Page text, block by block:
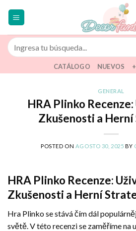
Buscar
por:
CATÁLOGO NUEVOS
GENERAL
HRA Plinko
Zkušenosti a
POSTED ON AGOSTO 30, 2025 BY
HRA Plinko Recenze:
Zkušenosti a Herní
Hra Plinko se stává čím dál
světě. V této recenzi se zaměříme na